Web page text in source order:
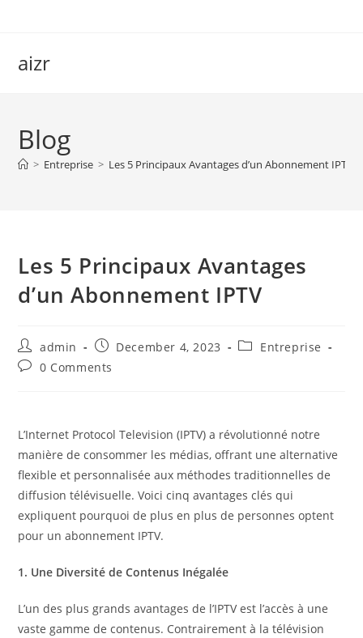
aizr
Blog
> Entreprise > Les 5 Principaux Avantages d’un Abonnement IPTV
Les 5 Principaux Avantages
d’un Abonnement IPTV
Post
author:
admin
Post
published:
December 4, 2023
PostEntreprise
Post0 Comments
L’Internet Protocol Television (IPTV) a révolutionné notre
manière de consommer les médias, offrant une alternative
flexible et personnalisée aux méthodes traditionnelles de
diffusion télévisuelle. Voici cinq avantages clés qui
expliquent pourquoi de plus en plus de personnes optent
pour un abonnement IPTV.
1. Une Diversité de Contenus Inégalée
L’un des plus grands avantages de l’IPTV est l’accès à une
vaste gamme de contenus. Contrairement à la télévision